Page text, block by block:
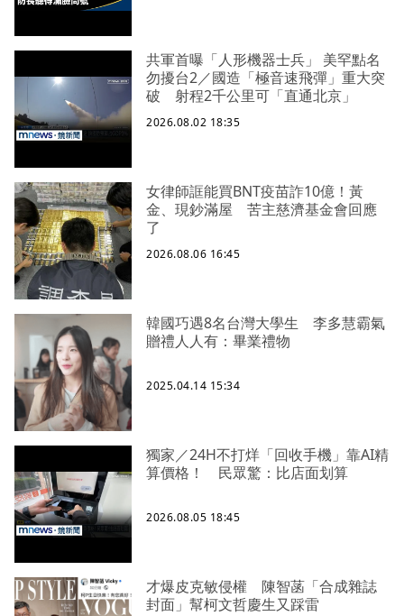
共軍首曝「人形機器士兵」 美罕點名
勿擾台2／國造「極音速飛彈」重大突
破 射程2千公里可「直通北京」
2026.08.02 18:35
女律師誆能買BNT疫苗詐10億！黃
金、現鈔滿屋 苦主慈濟基金會回應
了
2026.08.06 16:45
韓國巧遇8名台灣大學生 李多慧霸氣
贈禮人人有：畢業禮物
2025.04.14 15:34
獨家／24H不打烊「回收手機」靠AI精
算價格！ 民眾驚：比店面划算
2026.08.05 18:45
才爆皮克敏侵權 陳智菡「合成雜誌
封面」幫柯文哲慶生又踩雷